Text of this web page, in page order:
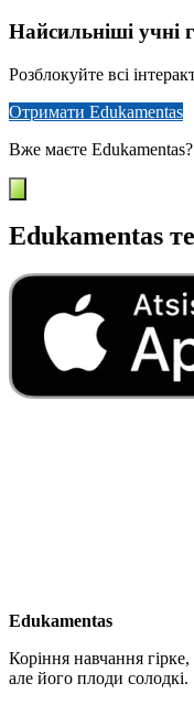
Найсильніші учні
Розблокуйте всі
Отримати Edukamentas
Вже маєте Edukamentas?
Edukamentas
Edukamentas
Коріння навчання гірке,
але його плоди солодкі.